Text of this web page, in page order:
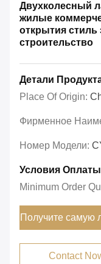
Двухколесный
жилые
открытия стиль
строительство
Детали
Place Of Origin:
Фирменное
Номер Модели:
Условия
Minimum Order
Получите самую
Contact